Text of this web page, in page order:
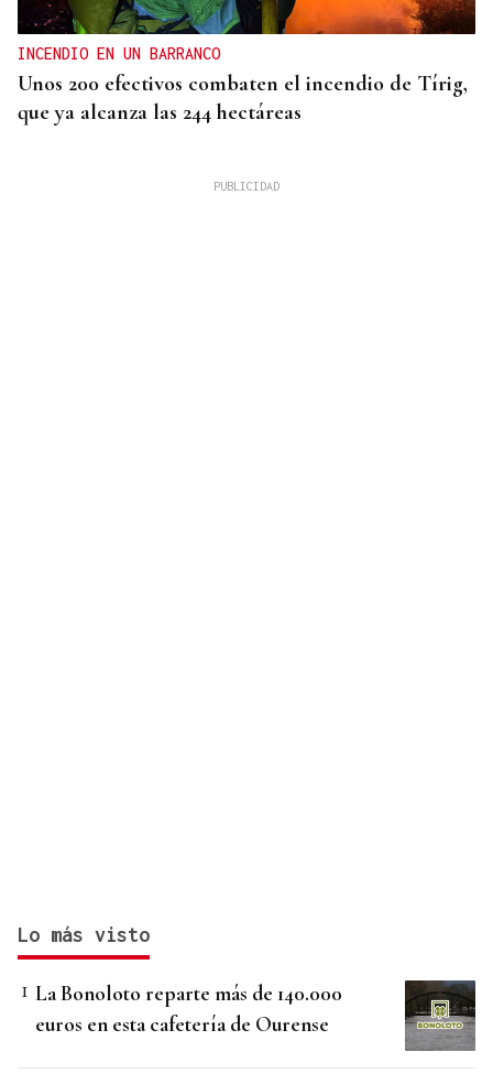
INCENDIO EN UN BARRANCO
Unos 200 efectivos combaten el incendio de Tírig,
que ya alcanza las 244 hectáreas
Lo más visto
La Bonoloto reparte más de 140.000
euros en esta cafetería de Ourense